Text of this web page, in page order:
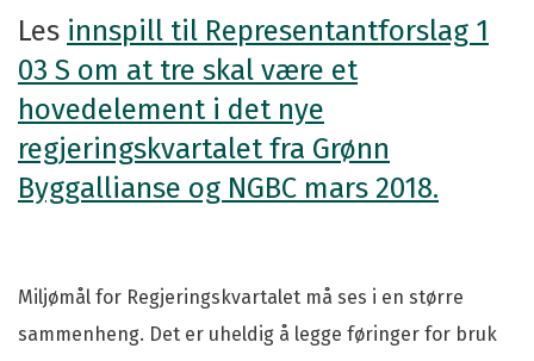
Les innspill til Representantforslag 1
03 S om at tre skal være et
hovedelement i det nye
regjeringskvartalet fra Grønn
Byggallianse og NGBC mars 2018.
Miljømål for Regjeringskvartalet må ses i en større
sammenheng. Det er uheldig å legge føringer for bruk